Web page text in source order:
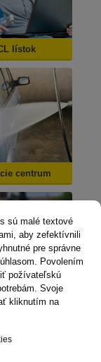
sú malé textové
aby zefektívnili
pre správne
Povolením
požívateľskú
Svoje
kliknutím na
lístok
centrum
karta